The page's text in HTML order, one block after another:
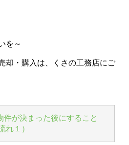
を～
却・購入は、くさの工務店にご
件が決まった後にすること
れ１）